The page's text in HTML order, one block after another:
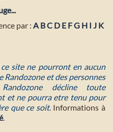
par : A BC D E FG H I J K
site ne pourront en aucun
Randozone et des personnes
décline toute
et ne pourra etre tenu pour
que ce soit. Informations à
.